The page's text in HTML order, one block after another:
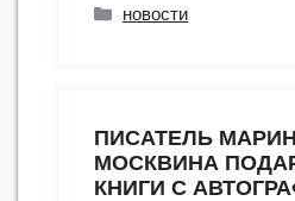
Рубрики
новости
ПИСАТЕЛЬ
МОСКВИНА
КНИГИ С